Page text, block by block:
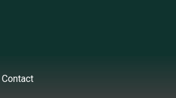
Contact